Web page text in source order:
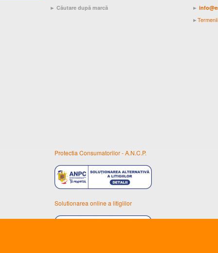
► Căutare după marcă ►
►
Protectia Consumatorilor - A.N.C.P.
Solutionarea online a litigiilor